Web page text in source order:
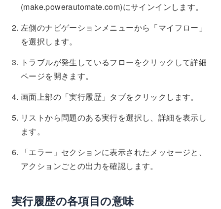
(make.powerautomate.com)にサインインします。
左側のナビゲーションメニューから「マイフロー」
を選択します。
トラブルが発生しているフローをクリックして詳細
ページを開きます。
画面上部の「実行履歴」タブをクリックします。
リストから問題のある実行を選択し、詳細を表示し
ます。
「エラー」セクションに表示されたメッセージと、
アクションごとの出力を確認します。
実行履歴の各項目の意味